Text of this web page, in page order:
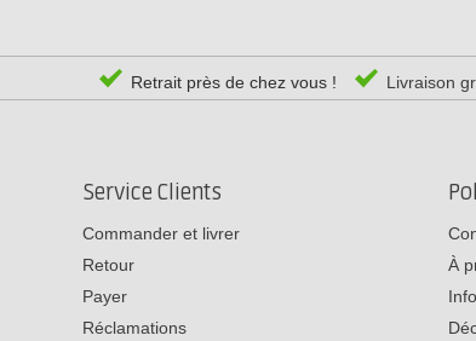
Retrait près de chez vous ! Livraison
Service Clients
Commander et livrer
Retour
Payer
Réclamations
À